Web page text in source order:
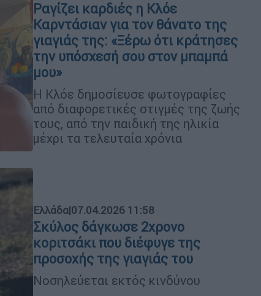
Ραγίζει καρδιές η Κλόε
Καρντάσιαν για τον θάνατο της
γιαγιάς της: «Ξέρω ότι κράτησες
την υπόσχεσή σου στον μπαμπά
μου»
Η Κλόε δημοσίευσε φωτογραφίες
από διαφορετικές στιγμές της ζωής
τους, από την παιδική της ηλικία
μέχρι τα τελευταία χρόνια
Ελλάδα|07.04.2026 11:58
Σκύλος δάγκωσε 2χρονο
κοριτσάκι που διέφυγε της
προσοχής της γιαγιάς του
Νοσηλεύεται εκτός κινδύνου